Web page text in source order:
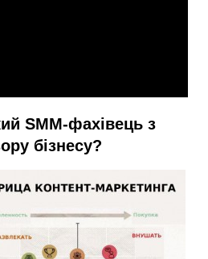
SMM-фахівець з
бізнесу?